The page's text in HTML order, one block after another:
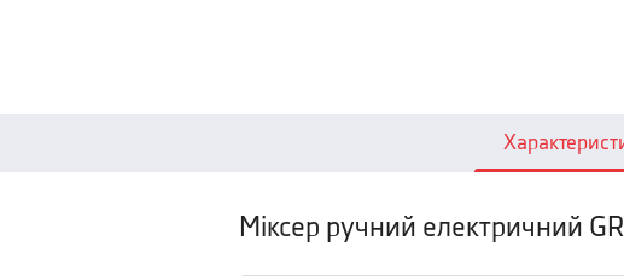
Міксер ручний електричний